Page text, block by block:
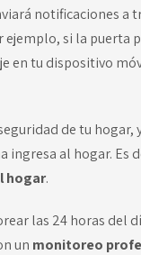
notificaciones a
ejemplo, si la puerta
en tu dispositivo
de tu hogar,
al hogar. Es
hogar.
las 24 horas del
un monitoreo